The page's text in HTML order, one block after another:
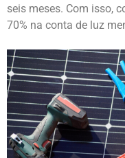
seis meses. Com isso,
70% na conta de luz